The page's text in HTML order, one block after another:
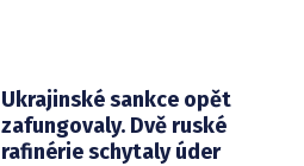
Ukrajinské sankce opět
zafungovaly. Dvě ruské
rafinérie schytaly úder